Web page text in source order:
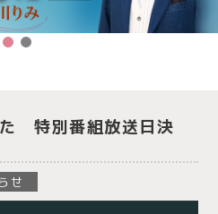
特別番組放送日決
せ